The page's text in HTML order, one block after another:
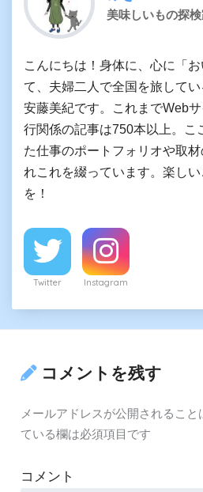
美味しいもの探
こんにちは！身体に、心に「
て、夫婦二人で全国を旅して
安藤美紀です。これまでWeb
行関係の記事は750本以上。こ
た仕事のポートフォリオや取
れこれを綴っています。楽し
を！
Twitter Instagram
コメントを残す
メールアドレスが公開されること
ている欄は必須項目です
コメント